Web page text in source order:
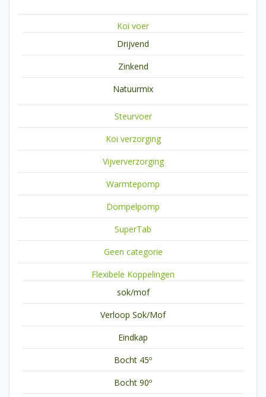
Koi voer
Drijvend
Zinkend
Natuurmix
Steurvoer
Koi verzorging
Vijververzorging
Warmtepomp
Dompelpomp
SuperTab
Geen categorie
Flexibele Koppelingen
sok/mof
Verloop Sok/Mof
Eindkap
Bocht 45º
Bocht 90º